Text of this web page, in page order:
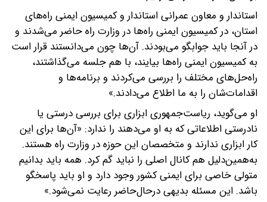
استاندار و معاون عمرانی استاندار و کمیسیون ایمنی راه‌های
استان، در کمیسیون ایمنی راه‌ها در وزارت راه حاضر می‌شدند و
در آنجا باید جوابگو می‌بودند. آن‌ها چون می‌دانستند قرار است
به کمیسیون ایمنی راه‌ها بیایند، با هم جلسه می‌گذاشتند،
راه‌حل‌های مختلف را بررسی می‌کردند و برنامه‌ها و
اقدامات‌شان را به ما اطلاع می‌دادند.»
او می‌گوید، ریاست‌جمهوری ابزاری برای بررسی درستی یا
نادرستی اطلاعاتی که به او می‌دهند را ندارد: «آن‌ها برای این
کار ابزاری ندارند و متخصصان این حوزه در وزارت راه هستند.
به‌همین‌دلیل هم کانال اصلی را نباید گم کرد. همه باید بدانیم
متولی خاصی برای ایمنی کشور وجود دارد و او باید پاسخگو
باشد. این مسئله بدیهی درحال‌حاضر رعایت نمی‌شود.»